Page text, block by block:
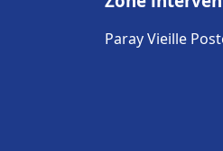
Paray Vieille